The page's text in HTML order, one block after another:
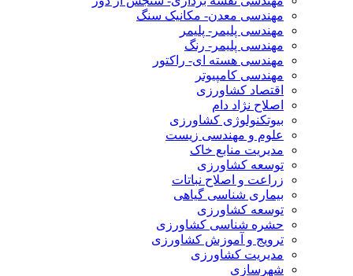
مهندسی معدن- مکانیک سنگ
مهندسی پلیمر- پلیمر
مهندسی پلیمر- رنگ
مهندسی هسته ای- راکتور
مهندسی کامپیوتر
اقتصاد کشاورزی
اصلاح نژاد دام
بیوتکنولوژی کشاورزی
علوم و مهندسی زیست
مدیریت منابع خاک
توسعه کشاورزی
زراعت و اصلاح نباتات
بیماری شناسی گیاهی
توسعه کشاورزی
حشره شناسی کشاورزی
ترویج و آموزش کشاورزی
مدیریت کشاورزی
شهرسازی